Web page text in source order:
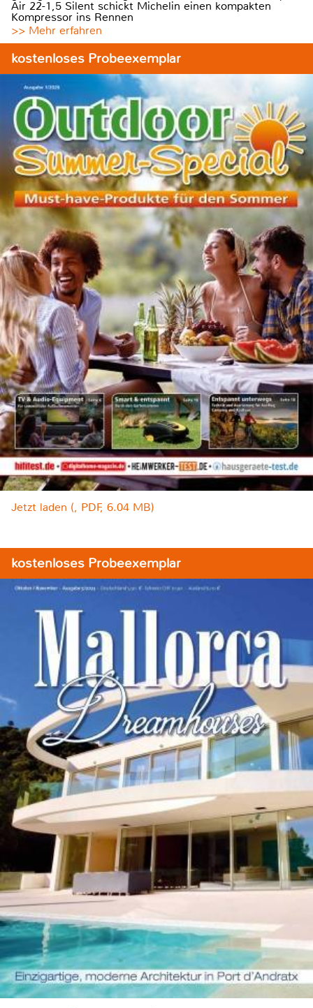
Air 22-1,5 Silent schickt Michelin einen kompakten
Kompressor ins Rennen
>> Mehr erfahren
kostenloses Probeexemplar
Jetzt laden (, PDF, 6.04 MB)
kostenloses Probeexemplar